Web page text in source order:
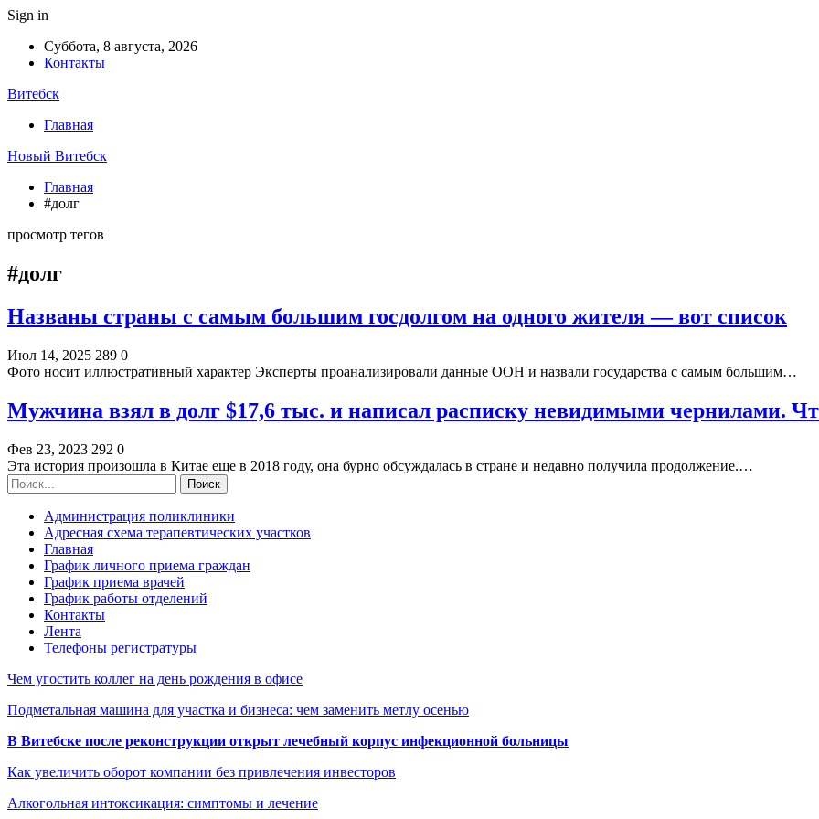
Sign in
Суббота, 8 августа, 2026
Контакты
Витебск
Главная
Новый Витебск
Главная
#долг
просмотр тегов
#долг
Названы страны с самым большим госдолгом на одного жителя — вот список
Июл 14, 2025 289 0
Фото носит иллюстративный характер Эксперты проанализировали данные ООН и назвали государства с самым большим…
Мужчина взял в долг $17,6 тыс. и написал расписку невидимыми чернилами.
Фев 23, 2023 292 0
Эта история произошла в Китае еще в 2018 году, она бурно обсуждалась в стране и недавно получила продолжение.…
Администрация поликлиники
Адресная схема терапевтических участков
Главная
График личного приема граждан
График приема врачей
График работы отделений
Контакты
Лента
Телефоны регистратуры
Чем угостить коллег на день рождения в офисе
Подметальная машина для участка и бизнеса: чем заменить метлу осенью
В Витебске после реконструкции открыт лечебный корпус инфекционной больницы
Как увеличить оборот компании без привлечения инвесторов
Алкогольная интоксикация: симптомы и лечение